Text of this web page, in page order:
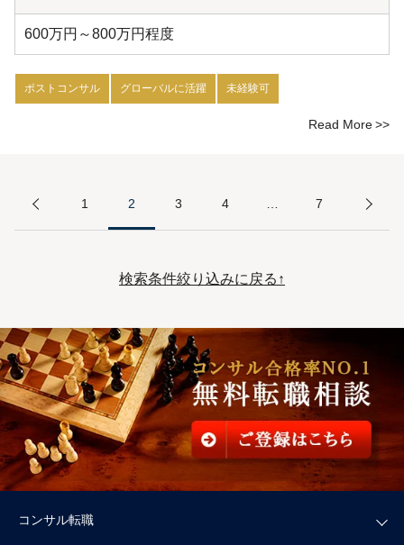
600万円～800万円程度
ポストコンサル グローバルに活躍 未経験可
Read More
1 2 3 4 7
検索条件絞り込みに戻る↑
コンサル転職